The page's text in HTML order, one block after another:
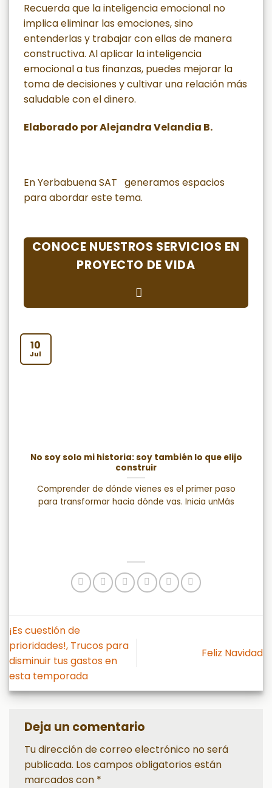
Recuerda que la inteligencia emocional no
implica eliminar las emociones, sino
entenderlas y trabajar con ellas de manera
constructiva. Al aplicar la inteligencia
emocional a tus finanzas, puedes mejorar la
toma de decisiones y cultivar una relación más
saludable con el dinero.
Elaborado por Alejandra Velandia B.
En Yerbabuena SAT generamos espacios
para abordar este tema.
CONOCE NUESTROS SERVICIOS EN
PROYECTO DE VIDA
No soy solo mi historia: soy también lo que elijo
construir
Comprender de dónde vienes es el primer paso
para transformar hacia dónde vas. Inicia unMás
10
Jul
¡Es cuestión de
prioridades!, Trucos para
disminuir tus gastos en
esta temporada
Feliz Navidad
Deja un comentario
Tu dirección de correo electrónico no será
publicada. Los campos obligatorios están
marcados con *